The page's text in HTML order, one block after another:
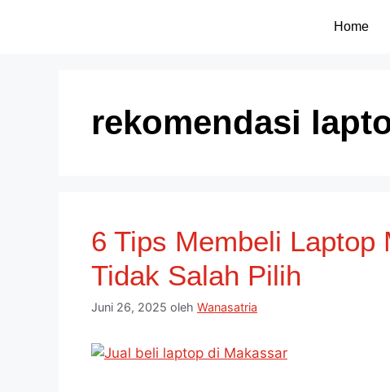
Home
rekomendasi
6 Tips Membeli Laptop
Tidak Salah Pilih
Juni 26, 2025 oleh Wanasatria